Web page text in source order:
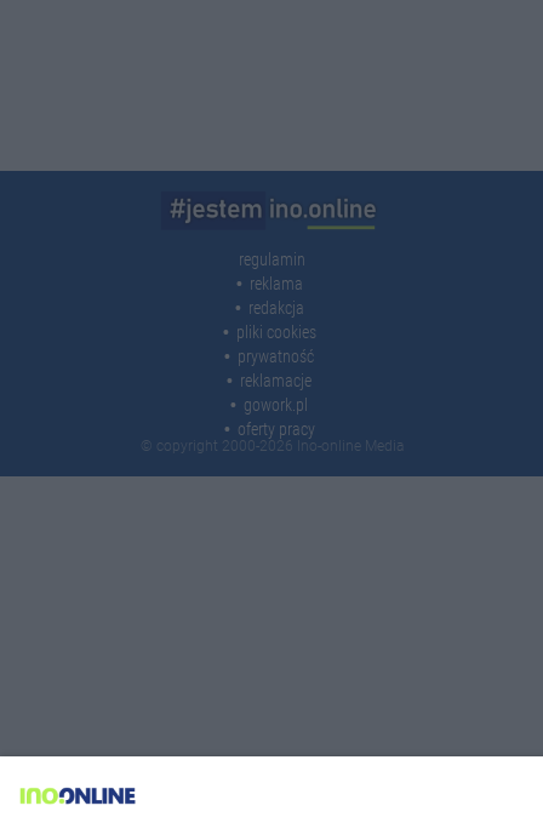
regulamin
reklama
redakcja
pliki cookies
prywatność
reklamacje
gowork.pl
oferty pracy
© copyright 2000-2026 Ino-online Media